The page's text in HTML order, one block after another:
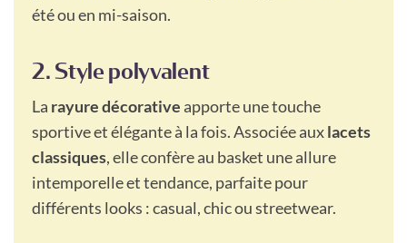
été ou en mi-saison.
2. Style polyvalent
La rayure décorative apporte une touche
sportive et élégante à la fois. Associée auxlacets
classiques, elle confère au basket une allure
intemporelle et tendance, parfaite pour
différents looks : casual, chic ou streetwear.